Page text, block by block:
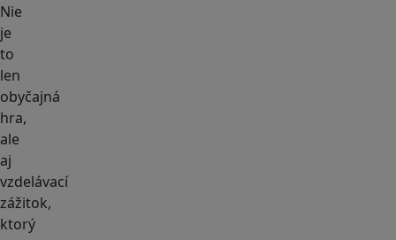
Nie
je
to
len
obyčajná
hra,
ale
aj
vzdelávací
zážitok,
ktorý